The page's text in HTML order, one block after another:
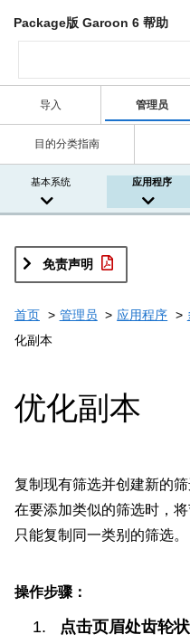
Package版 Garoon 6 帮助
导入 管理员
目的分类指南
基本系统 应用程序
免责声明
首页 管理员 应用程序
化副本
优化副本
复制现有筛选并创建新的筛
在要添加类似的筛选时，将
只能复制同一类别的筛选。
操作步骤：
点击页眉处齿轮